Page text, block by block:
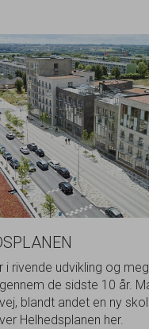
i rivende udvikling og
de sidste 10 år.
blandt andet en ny
Helhedsplanen her.